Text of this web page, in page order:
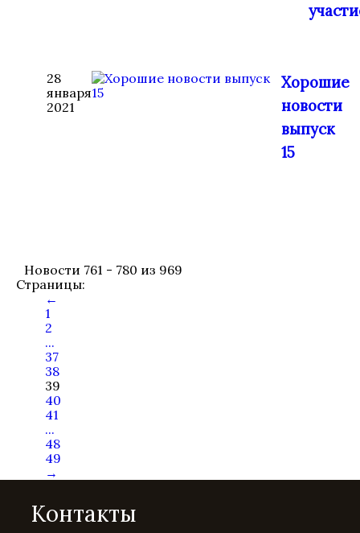
28
января
2021
Хорошие
новости
выпуск
15
Новости 761 - 780 из 969
Страницы:
←
1
2
...
37
38
39
40
41
...
48
49
→
Контакты